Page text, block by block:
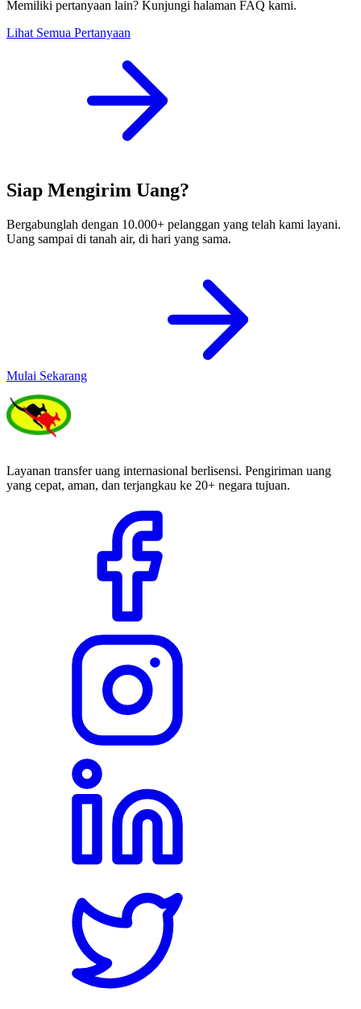
Memiliki pertanyaan lain? Kunjungi halaman FAQ kami.
Lihat Semua Pertanyaan
Siap Mengirim Uang?
Bergabunglah dengan 10.000+ pelanggan yang telah kami layani.
Uang sampai di tanah air, di hari yang sama.
Mulai Sekarang
Layanan transfer uang internasional berlisensi. Pengiriman uang
yang cepat, aman, dan terjangkau ke 20+ negara tujuan.